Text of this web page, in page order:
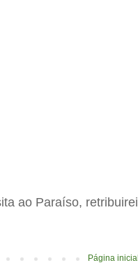
ao Paraíso,
Página